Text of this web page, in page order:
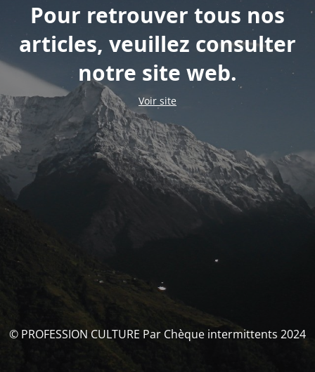
Pour retrouver tous nos
articles, veuillez consulter
notre site web.
Voir site
© PROFESSION CULTURE Par Chèque intermittents 2024